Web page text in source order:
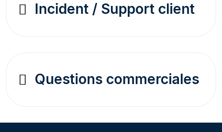
Incident / Support client
Questions commerciales